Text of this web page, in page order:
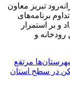
تبریز معاون
برنامه‌های
و بر استمرار
و